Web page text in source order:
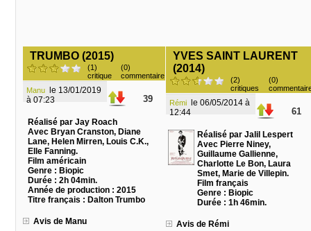
TRUMBO (2015)
(1)
critique
(0)
commentaire
Manu
à 07:23
39
Réalisé par Jay Roach
Avec Bryan Cranston, Diane
Lane, Helen Mirren, Louis C.K.,
Elle Fanning.
Film américain
Genre : Biopic
Durée : 2h 04min.
Année de production : 2015
Titre français : Dalton Trumbo
Avis de Manu
YVES SAINT LAURENT
(2014)
(2)
critiques
(0)
Rémi
12:44
61
Réalisé par Jalil Lespert
Avec Pierre Niney,
Guillaume Gallienne,
Charlotte Le Bon, Laura
Smet, Marie de Villepin.
Film français
Genre : Biopic
Durée : 1h 46min.
Avis de Rémi